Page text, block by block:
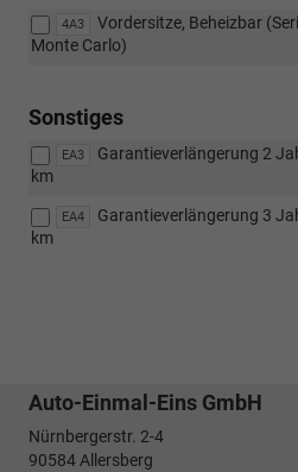
4A3
Vordersitze, Beheizbar
Monte Carlo)
Sonstiges
EA3
Garantieverlängerung 2
km
EA4
Garantieverlängerung 3
km
Auto-Einmal-Eins GmbH
Nürnbergerstr. 2-4
90584Allersberg